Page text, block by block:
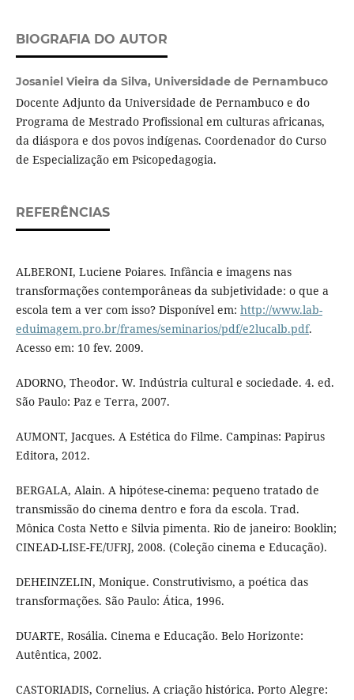
BIOGRAFIA DO AUTOR
Josaniel Vieira da Silva, Universidade de Pernambuco
Docente Adjunto da Universidade de Pernambuco e do
Programa de Mestrado Profissional em culturas africanas,
da diáspora e dos povos indígenas. Coordenador do Curso
de Especialização em Psicopedagogia.
REFERÊNCIAS
ALBERONI, Luciene Poiares. Infância e imagens nas
transformações contemporâneas da subjetividade: o que a
escola tem a ver com isso? Disponível em: http://www.lab-
eduimagem.pro.br/frames/seminarios/pdf/e2lucalb.pdf.
Acesso em: 10 fev. 2009.
ADORNO, Theodor. W. Indústria cultural e sociedade. 4. ed.
São Paulo: Paz e Terra, 2007.
AUMONT, Jacques. A Estética do Filme. Campinas: Papirus
Editora, 2012.
BERGALA, Alain. A hipótese-cinema: pequeno tratado de
transmissão do cinema dentro e fora da escola. Trad.
Mônica Costa Netto e Silvia pimenta. Rio de janeiro: Booklin;
CINEAD-LISE-FE/UFRJ, 2008. (Coleção cinema e Educação).
DEHEINZELIN, Monique. Construtivismo, a poética das
transformações. São Paulo: Ática, 1996.
DUARTE, Rosália. Cinema e Educação. Belo Horizonte:
Autêntica, 2002.
CASTORIADIS, Cornelius. A criação histórica. Porto Alegre: